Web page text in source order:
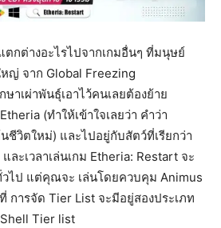
ตกต่างอะไรไปจากเกมอื่นๆ ที่มนุษย์
ญ่ จาก Global Freezing
าเผ่าพันธุ์เอาไว้คนเลยต้องย้าย
(ทำให้เข้าใจเลยว่า คำว่า
ชีวิตใหม่) และไปอยู่กับสัตว์ที่เรียกว่า
ละเวลาเล่นเกม Etheria: Restart จะ
วไป แต่คุณจะ เล่นโดยควบคุม Animus
การจัด Tier List จะมีอยู่สองประเภท
Tier list